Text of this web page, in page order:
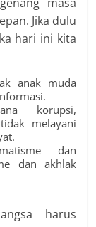
Jika dulu
hari ini kita
anak muda
korupsi,
melayani
dan
dan akhlak
harus